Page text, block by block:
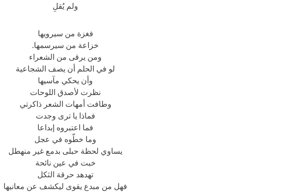
ولم يُقلِ
فغزة من سيرويها
خزاعة من سيرسمها.
ومن يرقى من الشعراء
لو في الحلم أن يصف الشجاعية
وأن يحكي مآسيها
نظرت لأصدق اللوحات
وطافت أمهات الشعر ذاكرتي
فماذا يا ترى وجدت
فما اعتبروه إبداعا
وما خطّوه في عجل
يساوي لحظة حبلى بدمع غير منهطل
خبت في عين نائحة
تهدهد حرقة الثكل
فهل من مبدع يقوى ليكشف عن معانيها